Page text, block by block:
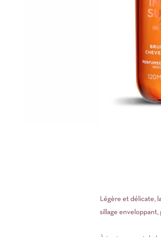
Légère et délicate,
sillage enveloppant,